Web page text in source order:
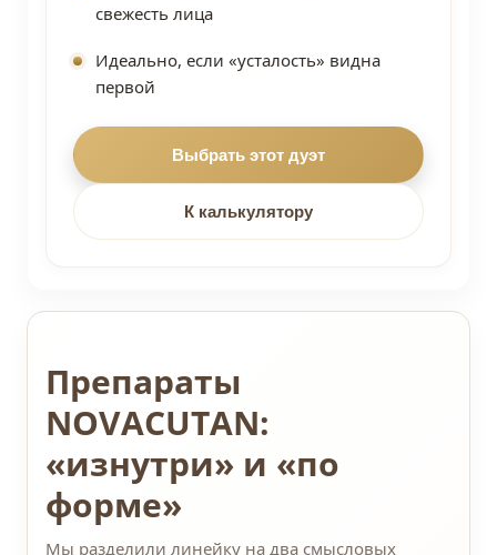
свежесть лица
Идеально, если «усталость» видна
первой
Выбрать этот дуэт
К калькулятору
Препараты
NOVACUTAN:
«изнутри» и «по
форме»
Мы разделили линейку на два смысловых